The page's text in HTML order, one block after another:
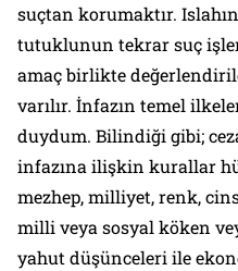
suçtan korumaktır.
tutuklunun tekrar suç
amaç birlikte
varılır. İnfazın temel
duydum. Bilindiği gibi;
infazına ilişkin kurallar
mezhep, milliyet, renk,
milli veya sosyal köken
yahut düşünceleri ile